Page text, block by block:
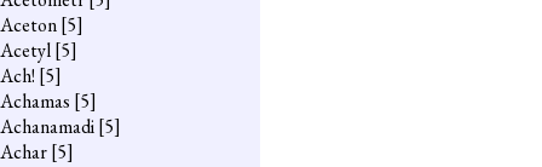
Aceton[5]
Acetyl[5]
Ach! [5]
Achamas [5]
Achanamadi[5]
Achar[5]